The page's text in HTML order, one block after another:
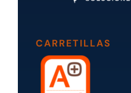
CARRETILLAS